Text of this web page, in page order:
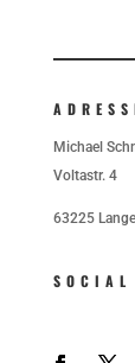
Michael
Voltastr. 4
63225
SOCIAL